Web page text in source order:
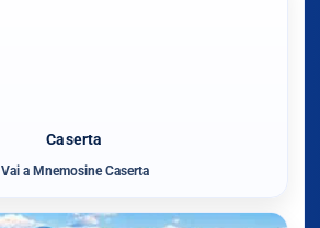
Caserta
Vai a Mnemosine Caserta